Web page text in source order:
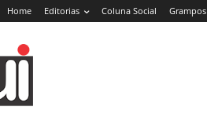
Home Editorias Coluna Social Grampos